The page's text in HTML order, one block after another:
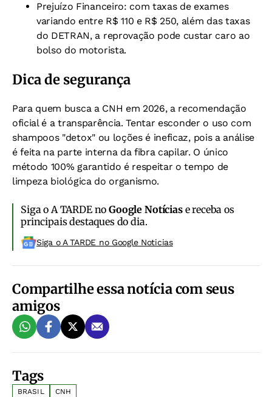
Prejuízo Financeiro: com taxas de exames
variando entre R$ 110 e R$ 250, além das taxas
do DETRAN, a reprovação pode custar caro ao
bolso do motorista.
Dica de segurança
Para quem busca a CNH em 2026, a recomendação
oficial é a transparência. Tentar esconder o uso com
shampoos "detox" ou loções é ineficaz, pois a análise
é feita na parte interna da fibra capilar. O único
método 100% garantido é respeitar o tempo de
limpeza biológica do organismo.
Siga o A TARDE noGoogle Notíciase receba os
principais destaques do dia.
Siga o A TARDE no Google Noticias
Compartilhe essa notícia com seus
amigos
Tags
BRASIL CNH